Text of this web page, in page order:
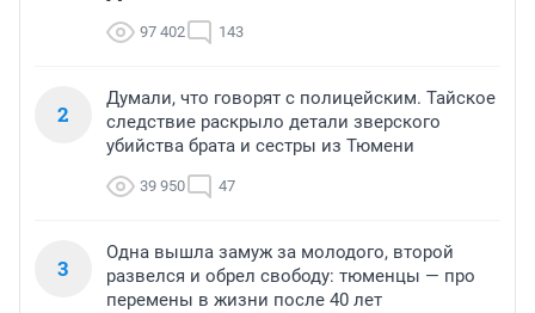
97 402 143
2
Думали, что говорят с полицейским. Тайское
следствие раскрыло детали зверского
убийства брата и сестры из Тюмени
39 950 47
3
Одна вышла замуж за молодого, второй
развелся и обрел свободу: тюменцы — про
перемены в жизни после 40 лет